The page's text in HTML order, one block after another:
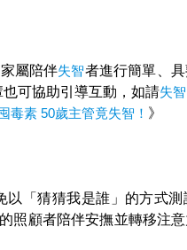
屬陪伴失智者進行簡單、
可協助引導互動，如請失智
毒素 50歲主管竟失智！ 》
「猜猜我是誰」的方式
照顧者陪伴安撫並轉移注